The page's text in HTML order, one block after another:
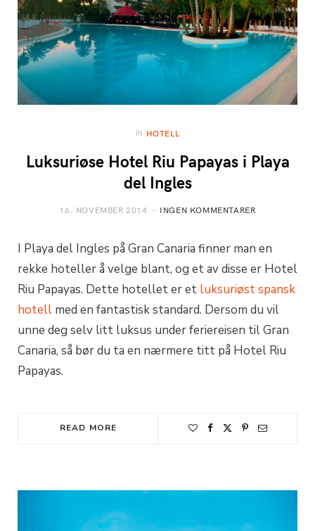
In HOTELL
Luksuriøse Hotel Riu Papayas i Playa
del Ingles
16. NOVEMBER 2014 INGEN KOMMENTARER
I Playa del Ingles på Gran Canaria finner man en
rekke hoteller å velge blant, og et av disse er Hotel
Riu Papayas. Dette hotellet er et luksuriøst spansk
hotell med en fantastisk standard. Dersom du vil
unne deg selv litt luksus under feriereisen til Gran
Canaria, så bør du ta en nærmere titt på Hotel Riu
Papayas.
READ MORE